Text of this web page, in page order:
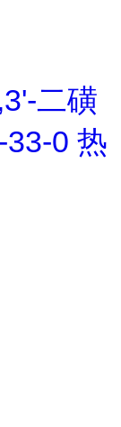
二磺
0 热